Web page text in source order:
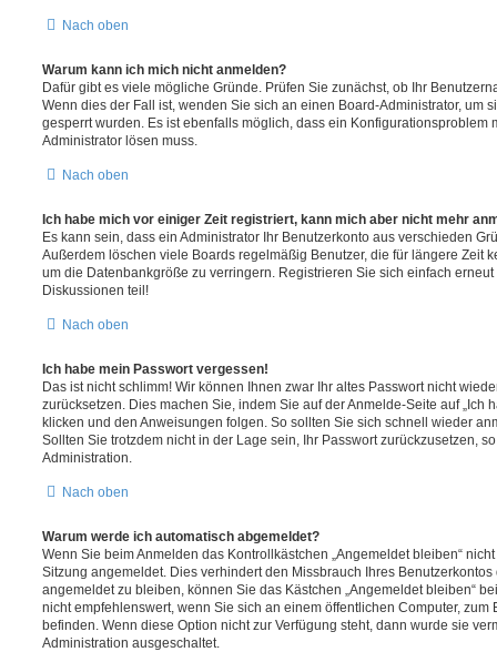
Nach oben
Warum kann ich mich nicht anmelden?
Dafür gibt es viele mögliche Gründe. Prüfen Sie zunächst, ob Ihr
Wenn dies der Fall ist, wenden Sie sich an einen Board-Administrator, um
gesperrt wurden. Es ist ebenfalls möglich, dass ein Konfigurationsproblem
Administrator lösen muss.
Nach oben
Ich habe mich vor einiger Zeit registriert, kann mich aber nicht mehr
Es kann sein, dass ein Administrator Ihr Benutzerkonto aus verschieden
Außerdem löschen viele Boards regelmäßig Benutzer, die für längere Zeit
um die Datenbankgröße zu verringern. Registrieren Sie sich einfach
Diskussionen teil!
Nach oben
Ich habe mein Passwort vergessen!
Das ist nicht schlimm! Wir können Ihnen zwar Ihr altes Passwort nicht
zurücksetzen. Dies machen Sie, indem Sie auf der Anmelde-Seite auf „Ich
klicken und den Anweisungen folgen. So sollten Sie sich schnell wieder
Sollten Sie trotzdem nicht in der Lage sein, Ihr Passwort zurückzusetzen,
Administration.
Nach oben
Warum werde ich automatisch abgemeldet?
Wenn Sie beim Anmelden das Kontrollkästchen „Angemeldet bleiben“
Sitzung angemeldet. Dies verhindert den Missbrauch Ihres
angemeldet zu bleiben, können Sie das Kästchen „Angemeldet bleiben“
nicht empfehlenswert, wenn Sie sich an einem öffentlichen Computer, zum
befinden. Wenn diese Option nicht zur Verfügung steht, dann wurde sie
Administration ausgeschaltet.